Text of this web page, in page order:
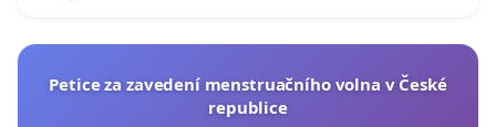
Petice za zavedení menstruačního volna v České
republice